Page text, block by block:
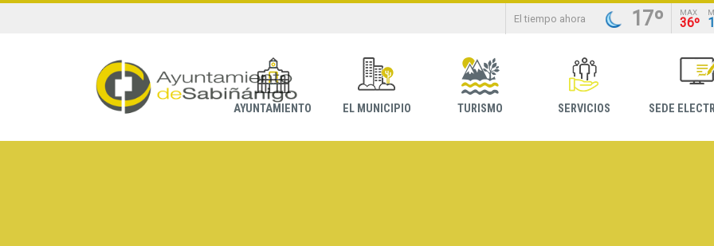
El tiempo ahora 17º MAX
36º
AYUNTAMIENTO EL MUNICIPIO TURISMO SERVICIOS SEDE